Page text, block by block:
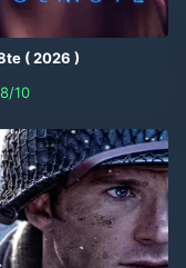
(2026 )
/10